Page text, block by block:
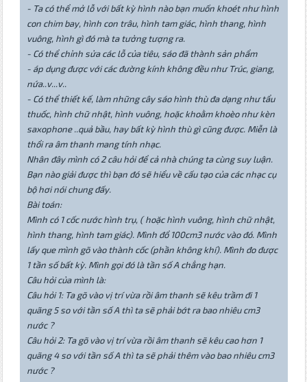
- Ta có thể mở lỗ với bất kỳ hình nào bạn muốn khoét như hình
con chim bay, hình con trâu, hình tam giác, hình thang, hình
vuông, hình gì đó mà ta tưởng tượng ra.
- Có thể chỉnh sửa các lỗ của tiêu, sáo đã thành sản phẩm
- áp dụng được với các đường kính không đều như Trúc, giang,
nứa..v...v..
- Có thể thiết kế, làm những cây sáo hình thù đa dạng như tẩu
thuốc, hình chữ nhật, hình vuông, hoặc khoằm khoèo như kèn
saxophone ..quả bầu, hay bất kỳ hình thù gì cũng được. Miễn là
thổi ra âm thanh mang tính nhạc.
Nhân đây mình có 2 câu hỏi để cả nhà chúng ta cùng suy luận.
Bạn nào giải được thì bạn đó sẽ hiểu về cấu tạo của các nhạc cụ
bộ hơi nói chung đấy.
Bài toán:
Mình có 1 cốc nước hình trụ, ( hoặc hình vuông, hình chữ nhật,
hình thang, hình tam giác). Mình đổ 100cm3 nước vào đó. Mình
lấy que mình gõ vào thành cốc (phần không khí). Mình đo được
1 tần số bất kỳ. Mình gọi đó là tần số A chẳng hạn.
Câu hỏi của mình là:
Câu hỏi 1: Ta gõ vào vị trí vừa rồi âm thanh sẽ kêu trầm đi 1
quãng 5 so với tần số A thì ta sẽ phải bớt ra bao nhiêu cm3
nước ?
Câu hỏi 2: Ta gõ vào vị trí vừa rồi âm thanh sẽ kêu cao hơn 1
quãng 4 so với tần số A thì ta sẽ phải thêm vào bao nhiêu cm3
nước ?